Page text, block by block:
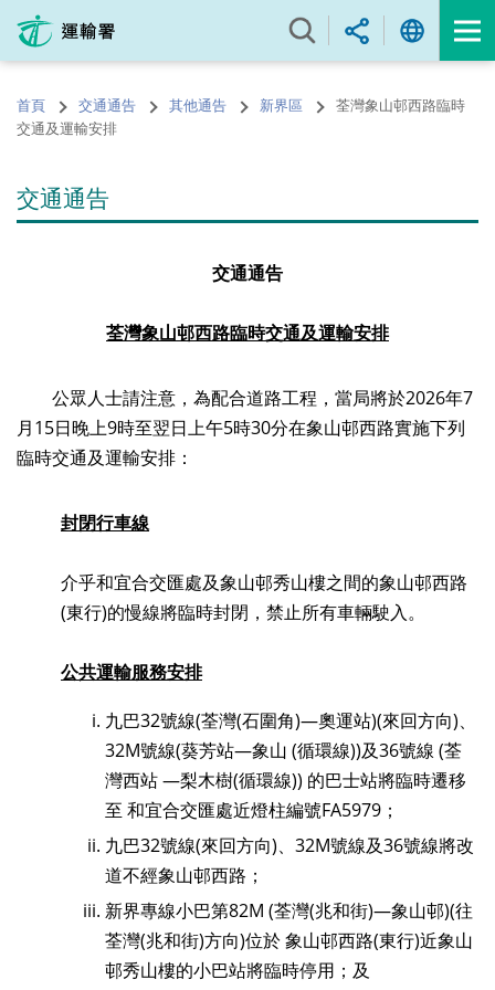
內
的
開
首頁 交通通告 其他通告 新界區
荃灣象山邨西路臨時
交通及運輸安排
交通通告
交通通告
荃灣象山邨西路臨時交通及運輸安排
公眾人士請注意，為配合道路工程，當局將於2026年7
月15日晚上9時至翌日上午5時30分在象山邨西路實施下列
臨時交通及運輸安排：
封閉行車線
介乎和宜合交匯處及象山邨秀山樓之間的象山邨西路
(東行)的慢線將臨時封閉，禁止所有車輛駛入。
公共運輸服務安排
九巴32號線(荃灣(石圍角)—奧運站)(來回方向)、
32M號線(葵芳站—象山 (循環線))及36號線 (荃
灣西站 —梨木樹(循環線)) 的巴士站將臨時遷移
至 和宜合交匯處近燈柱編號FA5979；
九巴32號線(來回方向)、32M號線及36號線將改
道不經象山邨西路；
新界專線小巴第82M (荃灣(兆和街)—象山邨)(往
荃灣(兆和街)方向)位於 象山邨西路(東行)近象山
邨秀山樓的小巴站將臨時停用；及